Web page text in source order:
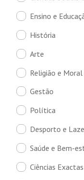
Ensino e
História
Arte
Religião e Moral
Gestão
Política
Desporto e
Saúde e Bem-
Ciências